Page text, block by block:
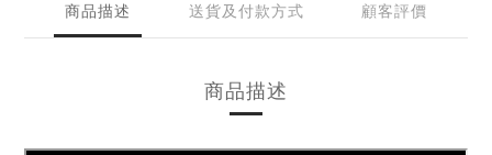
商品描述 送貨及付款方式 顧客評價
商品描述